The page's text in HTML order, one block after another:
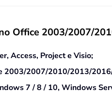
Office 2003/2007/
Access, Project e Visio;
2003/2007/2010/2013/
7 / 8 / 10, Windows